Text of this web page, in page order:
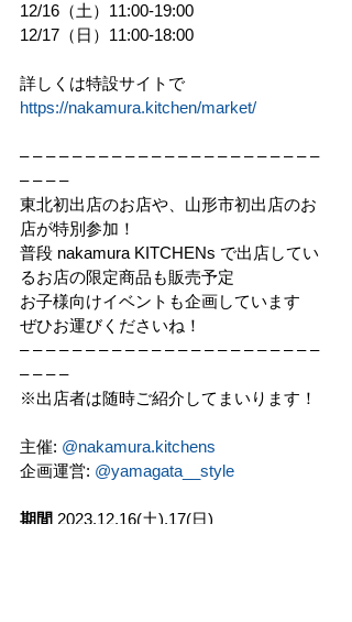
12/16（土）11:00-19:00
12/17（日）11:00-18:00
詳しくは特設サイトで
https://nakamura.kitchen/market/
– – – – – – – – – – – – – – – – – – – – – – –
– – – –
東北初出店のお店や、山形市初出店のお
店が特別参加！
普段 nakamura KITCHENs で出店してい
るお店の限定商品も販売予定
お子様向けイベントも企画しています
ぜひお運びくださいね！
– – – – – – – – – – – – – – – – – – – – – – –
– – – –
※出店者は随時ご紹介してまいります！
主催: @nakamura.kitchens
企画運営: @yamagata__style
期間 2023.12.16(土),17(日)